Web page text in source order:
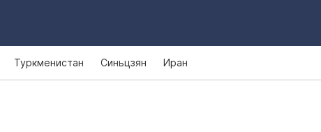
Туркменистан Синьцзян Иран